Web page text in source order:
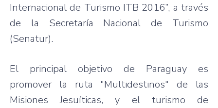
Internacional de Turismo ITB 2016”, a través
de la Secretaría Nacional de Turismo
(Senatur).
El principal objetivo de Paraguay es
promover la ruta "Multidestinos" de las
Misiones Jesuíticas, y el turismo de